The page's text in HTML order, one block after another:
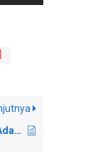
Bagaimana Sikap Kita Jika Ada Bangunan di Atas Kuburan Keluarga?